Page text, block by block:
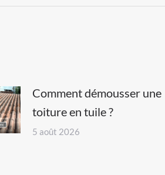
Comment démousser une
toiture en tuile ?
5 août 2026